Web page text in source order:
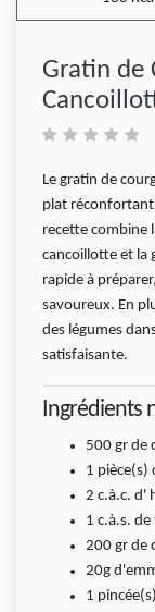
Gratin de
Le gratin de
plat
recette combine
cancoillotte et la
rapide à
savoureux. En
des légumes
satisfaisante.
Ingrédients
500 gr de
1 pièce(s)
2 c.à.c. d'
1 c.à.s. de
200 gr de
20g
1 pincée(s)